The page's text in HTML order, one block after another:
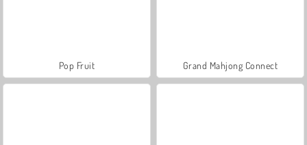
Pop Fruit Grand Mahjong Connect